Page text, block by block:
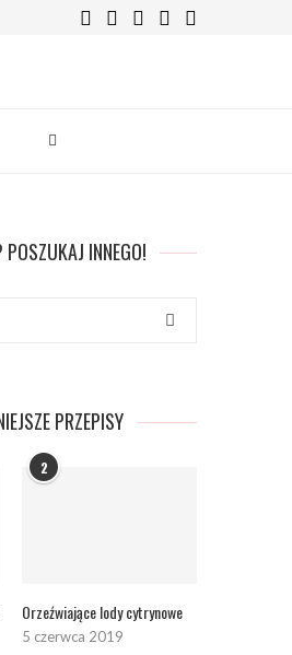
INNEGO!
PRZEPISY
2
Orzeźwiające lody cytrynowe
5 czerwca 2019